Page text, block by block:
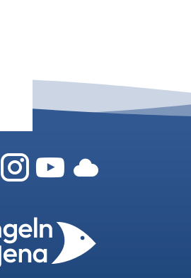
Zum Angeln-
Zum
Zu